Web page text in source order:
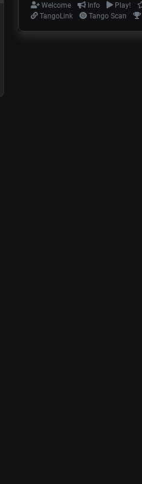
Welcome Info Play!
TangoLink
Tango Scan